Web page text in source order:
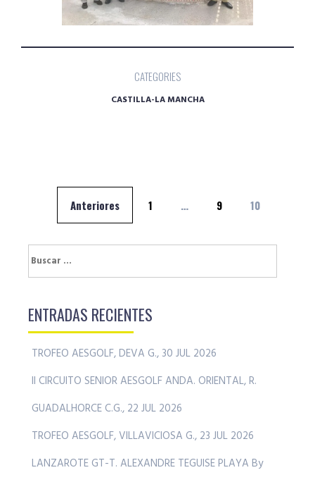
CATEGORIES
CASTILLA-LA MANCHA
Navegación
entradas
Anteriores 1 … 9 10
Buscar:
ENTRADAS RECIENTES
TROFEO AESGOLF, DEVA G., 30 JUL 2026
II CIRCUITO SENIOR AESGOLF ANDA. ORIENTAL, R.
GUADALHORCE C.G., 22 JUL 2026
TROFEO AESGOLF, VILLAVICIOSA G., 23 JUL 2026
LANZAROTE GT-T. ALEXANDRE TEGUISE PLAYA By